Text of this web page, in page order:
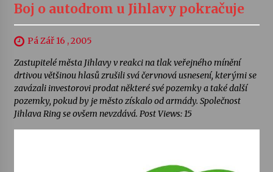
Boj o autodrom u Jihlavy pokračuje
Pá Zář 16 , 2005
Zastupitelé města Jihlavy v reakci na tlak veřejného mínění
drtivou většinou hlasů zrušili svá červnová usnesení, kterými se
zavázali investorovi prodat některé své pozemky a také další
pozemky, pokud by je město získalo od armády. Společnost
Jihlava Ring se ovšem nevzdává. Post Views: 15